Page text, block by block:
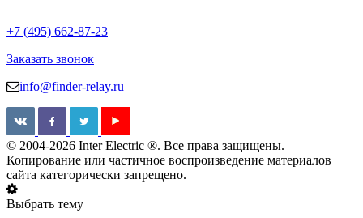
+7 (495) 662-87-23
Заказать звонок
info@finder-relay.ru
© 2004-2026 Inter Electric ®. Все права защищены.
Копирование или частичное воспроизведение материалов
сайта категорически запрещено.
Выбрать тему